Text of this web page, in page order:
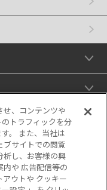
せ、コンテンツや
トラフィックを分
。 また、当社は
ブサイトでの閲覧
析し、お客様の興
や 広告配信等の
ウトや クッキー